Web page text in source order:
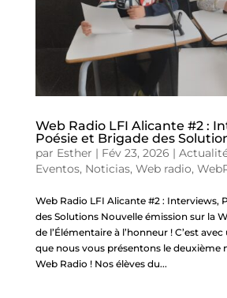
Web Radio LFI Alicante #2 :
Poésie et Brigade des
par Esther | Fév 23, 2026 |
Eventos, Noticias, Web radio,
Web Radio LFI Alicante #2 : Interviews,
des Solutions Nouvelle émission sur la
de l’Élémentaire à l’honneur ! C’est
que nous vous présentons le deuxième
Web Radio ! Nos élèves du...